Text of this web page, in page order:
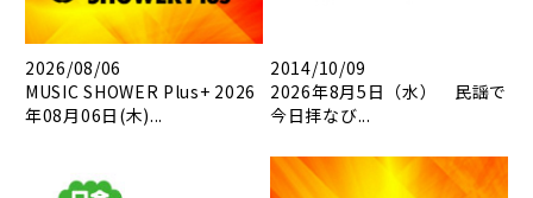
2026/08/06
MUSIC SHOWER Plus+ 2026
年08月06日(木)...
2014/10/09
2026年8月5日（水） 民謡で
今日拝なび...